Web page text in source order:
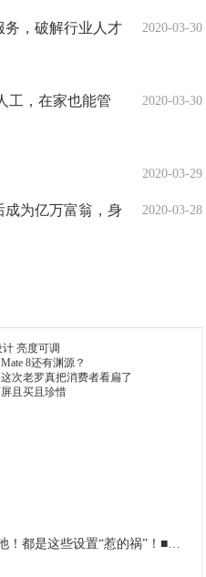
2020-03-30
务，破解行业人才
2020-03-30
工，在家也能管
2020-03-29
2020-03-28
成为亿万富翁，身
！都是这些设置“惹的祸”！■